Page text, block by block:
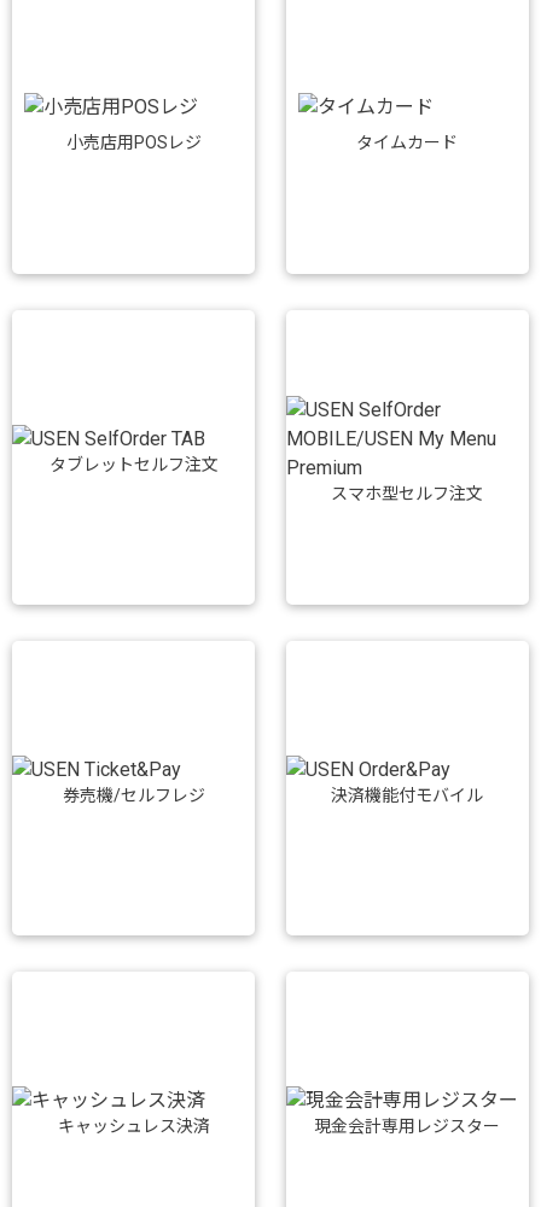
小売店用POSレジ タイムカード
タブレットセルフ注文
スマホ型セルフ注文
券売機/セルフレジ 決済機能付モバイル
キャッシュレス決済 現金会計専用レジスター